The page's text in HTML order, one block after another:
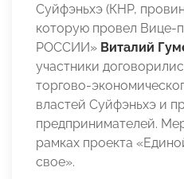
Суйфэньхэ (КНР,
которую провел Вице-
РОССИИ» Виталий
участники
торгово-
властей Суйфэньхэ и
предпринимателей.
рамках проекта
свое».